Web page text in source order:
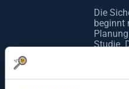
Die
beginnt
Studie.